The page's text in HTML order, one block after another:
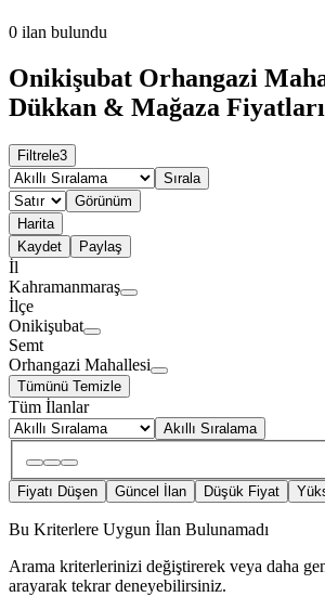
0 ilan bulundu
Onikişubat Orhangazi
Dükkan & Mağaza Fiyatları
Filtrele3
Sırala
Görünüm
Harita
Kaydet
Paylaş
İl
Kahramanmaraş
İlçe
Onikişubat
Semt
Orhangazi Mahallesi
Tümünü Temizle
Tüm İlanlar
Akıllı Sıralama
Fiyatı Düşen Güncel İlan Düşük Fiyat
Bu Kriterlere Uygun İlan Bulunamadı
Arama kriterlerinizi değiştirerek veya daha
arayarak tekrar deneyebilirsiniz.